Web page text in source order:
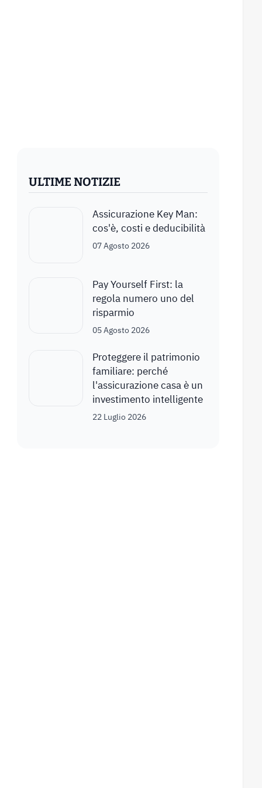
ULTIME NOTIZIE
Assicurazione Key Man:
cos'è, costi e deducibilità
07 Agosto 2026
Pay Yourself First: la
regola numero uno del
risparmio
05 Agosto 2026
Proteggere il patrimonio
familiare: perché
l'assicurazione casa è un
investimento intelligente
22 Luglio 2026